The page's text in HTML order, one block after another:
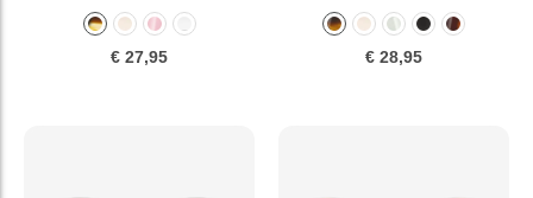
€ 27,95 € 28,95